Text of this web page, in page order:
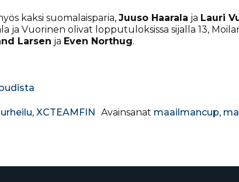
kaksi suomalaisparia, Juuso Haarala ja Lauri
ja Vuorinen olivat lopputuloksissa sijalla 13,
Larsen ja Even Northug.
, XCTEAMFIN Avainsanat maailmancup,